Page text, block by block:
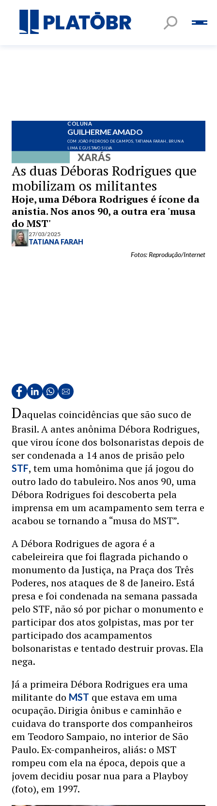
COLUNA
GUILHERME AMADO
COM JOÃO PEDROSO DE CAMPOS, TATIANA FARAH, BRUNA
LIMA E GUSTAVO SILVA
XARÁS
As duas Déboras Rodrigues que
mobilizam os militantes
Hoje, uma Débora Rodrigues é ícone da
anistia. Nos anos 90, a outra era 'musa
do MST'
27/03/2025
TATIANA FARAH
Fotos: Reprodução/Internet
Daquelas coincidências que são suco de
Brasil. A antes anônima Débora Rodrigues,
que virou ícone dos bolsonaristas depois de
ser condenada a 14 anos de prisão pelo
STF, tem uma homônima que já jogou do
outro lado do tabuleiro. Nos anos 90, uma
Débora Rodrigues foi descoberta pela
imprensa em um acampamento sem terra e
acabou se tornando a “musa do MST”.
A Débora Rodrigues de agora é a
cabeleireira que foi flagrada pichando o
monumento da Justiça, na Praça dos Três
Poderes, nos ataques de 8 de Janeiro. Está
presa e foi condenada na semana passada
pelo STF, não só por pichar o monumento e
participar dos atos golpistas, mas por ter
participado dos acampamentos
bolsonaristas e tentado destruir provas. Ela
nega.
Já a primeira Débora Rodrigues era uma
militante do MST que estava em uma
ocupação. Dirigia ônibus e caminhão e
cuidava do transporte dos companheiros
em Teodoro Sampaio, no interior de São
Paulo. Ex-companheiros, aliás: o MST
rompeu com ela na época, depois que a
jovem decidiu posar nua para a Playboy
(foto), em 1997.